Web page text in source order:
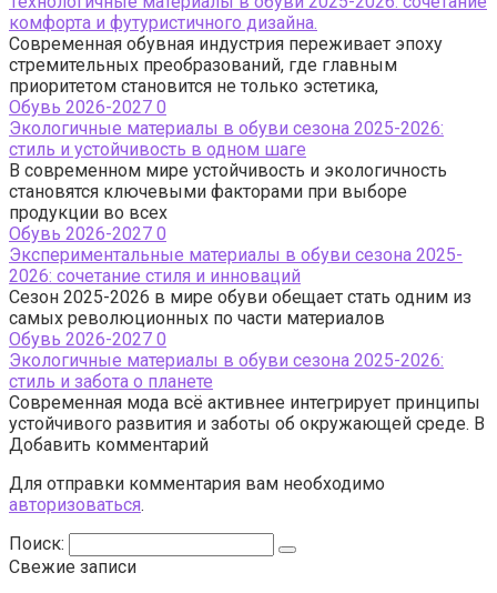
комфорта и футуристичного дизайна.
Современная обувная индустрия переживает эпоху
стремительных преобразований, где главным
приоритетом становится не только эстетика,
Обувь 2026-2027 0
Экологичные материалы в обуви сезона 2025-2026:
стиль и устойчивость в одном шаге
В современном мире устойчивость и экологичность
становятся ключевыми факторами при выборе
продукции во всех
Обувь 2026-2027 0
Экспериментальные материалы в обуви сезона 2025-
2026: сочетание стиля и инноваций
Сезон 2025-2026 в мире обуви обещает стать одним из
самых революционных по части материалов
Обувь 2026-2027 0
Экологичные материалы в обуви сезона 2025-2026:
стиль и забота о планете
Современная мода всё активнее интегрирует принципы
устойчивого развития и заботы об окружающей среде. В
Добавить комментарий
Для отправки комментария вам необходимо
авторизоваться.
Поиск:
Свежие записи